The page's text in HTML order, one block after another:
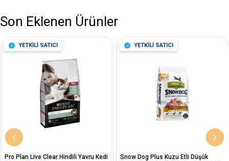
Son Eklenen Ürünler
Pro Plan Live Clear Hindili Yavru Kedi
YETKİLİ SATICI
Snow Dog Plus Kuzu Etli Düşük
YETKİLİ SATICI